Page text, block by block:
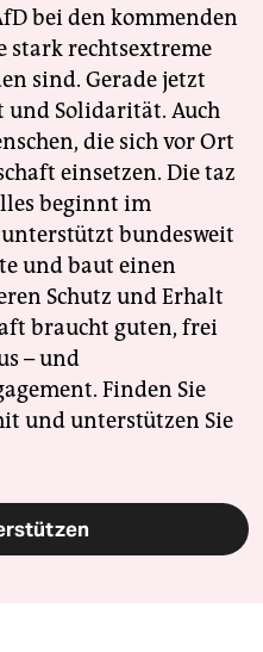
bei den kommenden
stark rechtsextreme
sind. Gerade jetzt
und Solidarität. Auch
die sich vor Ort
einsetzen. Die taz
beginnt im
bundesweit
und baut einen
Schutz und Erhalt
braucht guten, frei
– und
Finden Sie
und unterstützen Sie